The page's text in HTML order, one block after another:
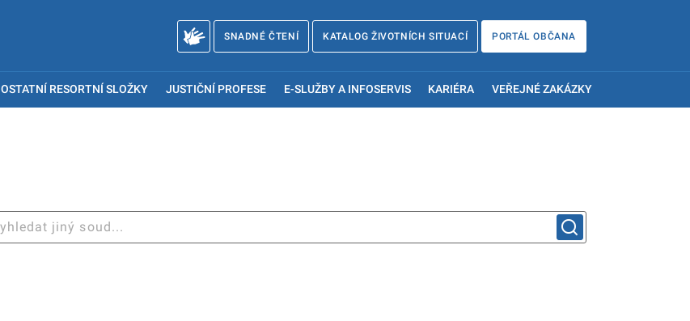
SNADNÉ ČTENÍ KATALOG ŽIVOTNÍCH SITUACÍ PORTÁL OBČANA
OSTATNÍ RESORTNÍ SLOŽKY JUSTIČNÍ PROFESE E-SLUŽBY A INFOSERVIS KARIÉRA VEŘEJNÉ ZAKÁZKY